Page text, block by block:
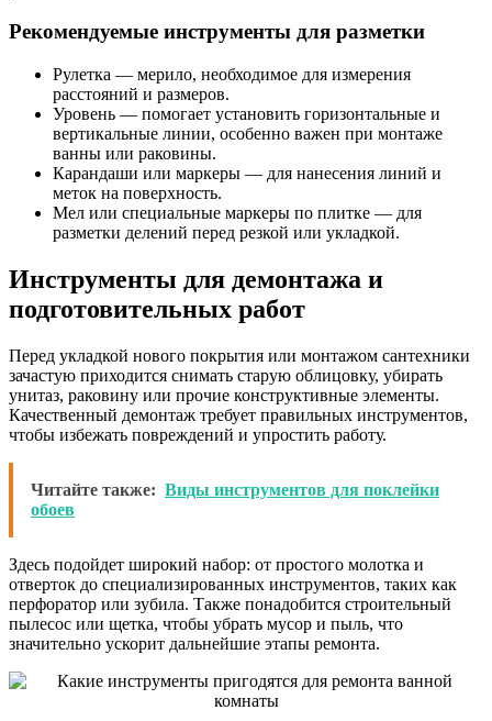
Рекомендуемые инструменты для разметки
Рулетка — мерило, необходимое для измерения
расстояний и размеров.
Уровень — помогает установить горизонтальные и
вертикальные линии, особенно важен при монтаже
ванны или раковины.
Карандаши или маркеры — для нанесения линий и
меток на поверхность.
Мел или специальные маркеры по плитке — для
разметки делений перед резкой или укладкой.
Инструменты для демонтажа и
подготовительных работ
Перед укладкой нового покрытия или монтажом сантехники
зачастую приходится снимать старую облицовку, убирать
унитаз, раковину или прочие конструктивные элементы.
Качественный демонтаж требует правильных инструментов,
чтобы избежать повреждений и упростить работу.
Читайте также: Виды инструментов для поклейки
обоев
Здесь подойдет широкий набор: от простого молотка и
отверток до специализированных инструментов, таких как
перфоратор или зубила. Также понадобится строительный
пылесос или щетка, чтобы убрать мусор и пыль, что
значительно ускорит дальнейшие этапы ремонта.